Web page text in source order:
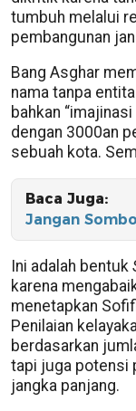
tumbuh melalui
pembangunan
Bang Asghar
nama tanpa
bahkan
dengan 3000an
sebuah kota.
Baca Juga:
Jangan
Ini adalah bentuk
karena
menetapkan
Penilaian
berdasarkan
tapi juga potensi
jangka panjang.